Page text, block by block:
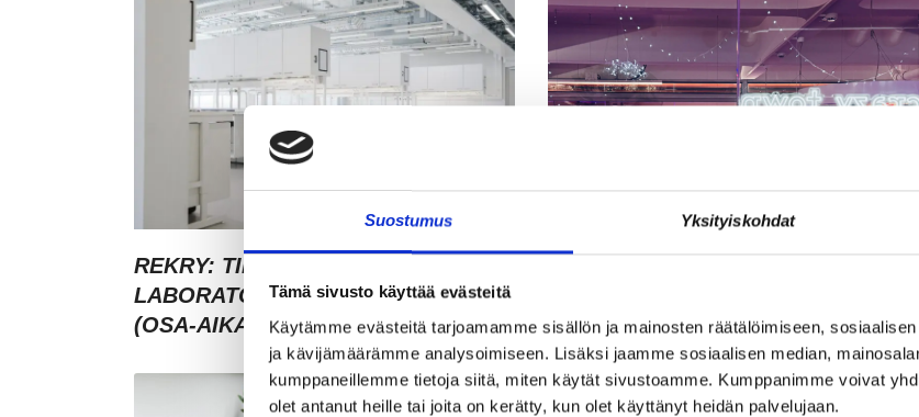
Suostumus Yksityiskohdat
Tämä sivusto käyttää evästeitä
Käytämme evästeitä tarjoamamme sisällön ja mainosten räätälöimiseen,
ja kävijämäärämme analysoimiseen. Lisäksi jaamme sosiaalisen median,
kumppaneillemme tietoja siitä, miten käytät sivustoamme. Kumppanimme voivat
olet antanut heille tai joita on kerätty, kun olet käyttänyt heidän palvelujaan.
REKRY: TILA- JA
LABORATORIOKOORDINAATTORI
(OSA-AIKAINEN)
KUUKIN EEVA RISTKARI